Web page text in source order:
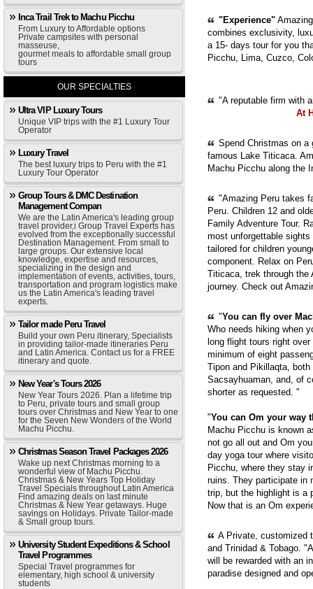
Inca Trail Trek to Machu Picchu
From Luxury to Affordable options
Private campsites with personal
masseuse,
gourmet meals to affordable small group
tours
OUR SPECIALTIES
Ultra VIP Luxury Tours
Unique VIP trips with the #1 Luxury Tour
Operator
Luxury Travel
The best luxury trips to Peru with the #1
Luxury Tour Operator
Group Tours & DMC Destination
Management Compan
We are the Latin America's leading group
travel provider,i Group Travel Experts has
evolved from the exceptionally successful
Destination Management. From small to
large groups. Our extensive local
knowledge, expertise and resources,
specializing in the design and
implementation of events, activities, tours,
transportation and program logistics make
us the Latin America's leading travel
experts.
Tailor made Peru Travel
Build your own Peru itinerary, Specialists
in providing tailor-made itineraries Peru
and Latin America. Contact us for a FREE
itinerary and quote.
New Year's Tours 2026
New Year Tours 2026. Plan a lifetime trip
to Peru, private tours and small group
tours over Christmas and New Year to one
for the Seven New Wonders of the World
Machu Picchu.
Christmas Season Travel Packages 2026
Wake up next Christmas morning to a
wonderful view of Machu Picchu.
Christmas & New Years Top Holiday
Travel Specials throughout Latin America
Find amazing deals on last minute
Christmas & New Year getaways. Huge
savings on Holidays. Private Tailor-made
& Small group tours.
University Student Expeditions & School
Travel Programmes
Special Travel programmes for
elementary, high school & university
students
"Experience"
combines exclusivity,
a 15- days tour for you
Picchu, Lima, Cuzco,
"A reputable firm with
At
Spend Christmas on a
famous Lake Titicaca.
Machu Picchu along the
"Amazing Peru takes
Peru. Children 12 and
Family Adventure Tour.
most unforgettable
tailored for children
component. Relax on
Titicaca, trek through the
journey. Check out
"You can fly over
Who needs hiking when
long flight tours right
minimum of eight
Tipon and Pikillaqta,
Sacsayhuaman, and, of
shorter as requested. "
"You can Om your way
Machu Picchu is known
not go all out and Om
day yoga tour where
Picchu, where they stay
ruins. They participate in
trip, but the highlight is a
Now that is an Om
A Private, customized
and Trinidad & Tobago.
will be rewarded with an
paradise designed and